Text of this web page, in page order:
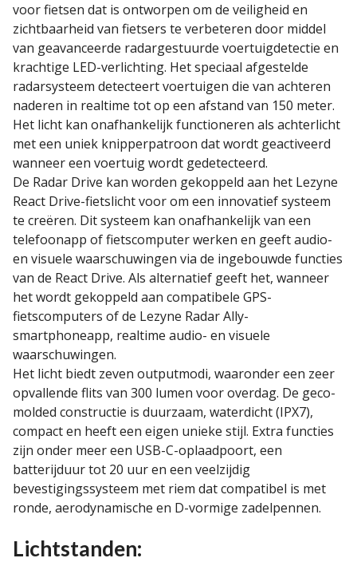
voor fietsen dat is ontworpen om de veiligheid en
zichtbaarheid van fietsers te verbeteren door middel
van geavanceerde radargestuurde voertuigdetectie en
krachtige LED-verlichting. Het speciaal afgestelde
radarsysteem detecteert voertuigen die van achteren
naderen in realtime tot op een afstand van 150 meter.
Het licht kan onafhankelijk functioneren als achterlicht
met een uniek knipperpatroon dat wordt geactiveerd
wanneer een voertuig wordt gedetecteerd.
De Radar Drive kan worden gekoppeld aan het Lezyne
React Drive-fietslicht voor om een innovatief systeem
te creëren. Dit systeem kan onafhankelijk van een
telefoonapp of fietscomputer werken en geeft audio-
en visuele waarschuwingen via de ingebouwde functies
van de React Drive. Als alternatief geeft het, wanneer
het wordt gekoppeld aan compatibele GPS-
fietscomputers of de Lezyne Radar Ally-
smartphoneapp, realtime audio- en visuele
waarschuwingen.
Het licht biedt zeven outputmodi, waaronder een zeer
opvallende flits van 300 lumen voor overdag. De geco-
molded constructie is duurzaam, waterdicht (IPX7),
compact en heeft een eigen unieke stijl. Extra functies
zijn onder meer een USB-C-oplaadpoort, een
batterijduur tot 20 uur en een veelzijdig
bevestigingssysteem met riem dat compatibel is met
ronde, aerodynamische en D-vormige zadelpennen.
Lichtstanden: